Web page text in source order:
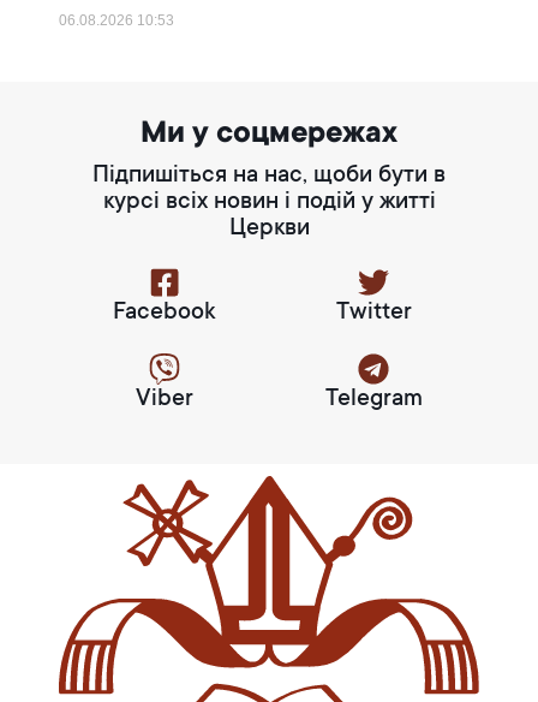
06.08.2026 10:53
Ми у соцмережах
Підпишіться на нас, щоби бути в
курсі всіх новин і подій у житті
Церкви
Facebook Twitter
Viber Telegram